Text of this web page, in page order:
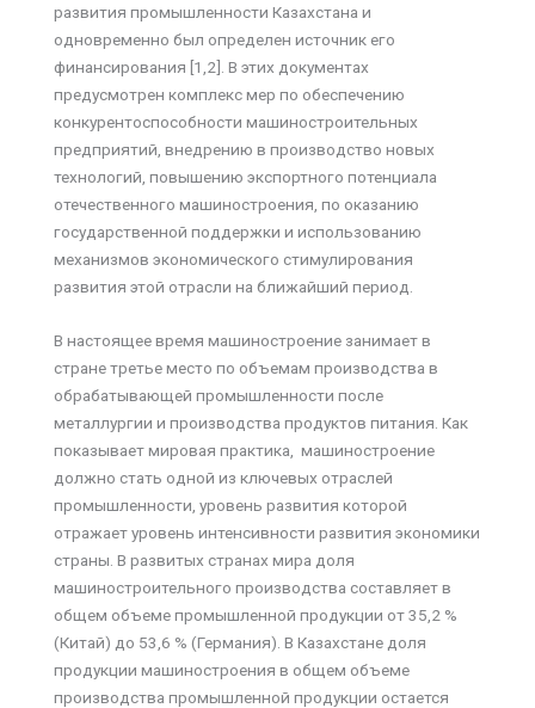
развития промышленности Казахстана и
одновременно был определен источник его
финансирования [1,2]. В этих документах
предусмотрен комплекс мер по обеспечению
конкурентоспособности машиностроительных
предприятий, внедрению в производство новых
технологий, повышению экспортного потенциала
отечественного машиностроения, по оказанию
государственной поддержки и использованию
механизмов экономического стимулирования
развития этой отрасли на ближайший период.
В настоящее время машиностроение занимает в
стране третье место по объемам производства в
обрабатывающей промышленности после
металлургии и производства продуктов питания. Как
показывает мировая практика, машиностроение
должно стать одной из ключевых отраслей
промышленности, уровень развития которой
отражает уровень интенсивности развития экономики
страны. В развитых странах мира доля
машиностроительного производства составляет в
общем объеме промышленной продукции от 35,2 %
(Китай) до 53,6 % (Германия). В Казахстане доля
продукции машиностроения в общем объеме
производства промышленной продукции остается